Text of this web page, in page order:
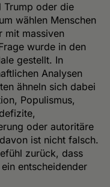
Trump oder die
wählen Menschen
mit massiven
wurde in den
gestellt. In
Analysen
ähneln sich dabei
Populismus,
oder autoritäre
ist nicht falsch.
zurück, dass
entscheidender